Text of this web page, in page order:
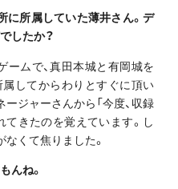
所属していた薄井さん。デ
したか？
ームで、真田本城と有岡城を
してからわりとすぐに頂い
ジャーさんから「今度、収録
てきたのを覚えています。し
くて焦りました。
んね。